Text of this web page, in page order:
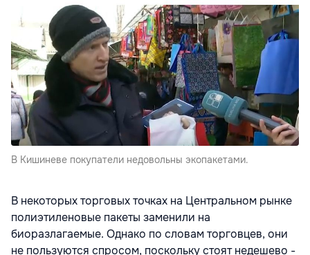
В Кишиневе покупатели недовольны экопакетами.
В некоторых торговых точках на Центральном рынке
полиэтиленовые пакеты заменили на
биоразлагаемые. Однако по словам торговцев, они
не пользуются спросом, поскольку стоят недешево -